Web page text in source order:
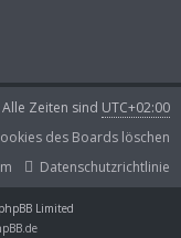
Alle Zeiten sind UTC+02:00
des Boards löschen
Datenschutzrichtlinie
Limited